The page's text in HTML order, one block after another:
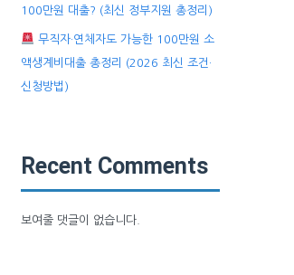
100만원 대출? (최신 정부지원 총정리)
무직자·연체자도 가능한 100만원 소
액생계비대출 총정리 (2026 최신 조건·
신청방법)
Recent Comments
보여줄 댓글이 없습니다.